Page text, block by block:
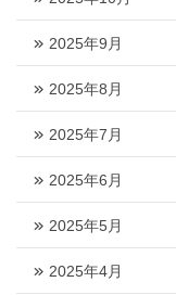
2025年9月
2025年8月
2025年7月
2025年6月
2025年5月
2025年4月